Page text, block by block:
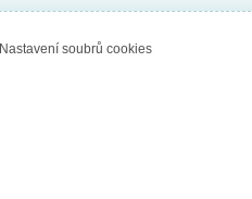
Nastavení soubrů cookies